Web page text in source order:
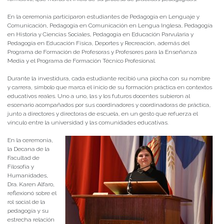
En la ceremonia participaron estudiantes de Pedagogía en Lenguaje y
Comunicación, Pedagogía en Comunicación en Lengua Inglesa, Pedagogía
en Historia y Ciencias Sociales, Pedagogía en Educación Parvularia y
Pedagogía en Educación Física, Deportes y Recreación, además del
Programa de Formación de Profesoras y Profesores para la Enseñanza
Media y el Programa de Formación Técnico Profesional.
Durante la investidura, cada estudiante recibió una piocha con su nombre
y carrera, símbolo que marca el inicio de su formación práctica en contextos
educativos reales. Uno a uno, las y los futuros docentes subieron al
escenario acompañados por sus coordinadores y coordinadoras de práctica,
junto a directores y directoras de escuela, en un gesto que refuerza el
vínculo entre la universidad y las comunidades educativas.
En la ceremonia,
la Decana de la
Facultad de
Filosofía y
Humanidades,
Dra. Karen Alfaro,
reflexionó sobre el
rol social de la
pedagogía y su
estrecha relación